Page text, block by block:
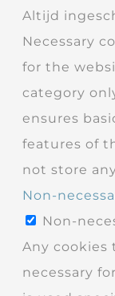
Altijd
Necessary
for the
category
ensures
features of
not store
Non-
Non-
Any cookies
necessary